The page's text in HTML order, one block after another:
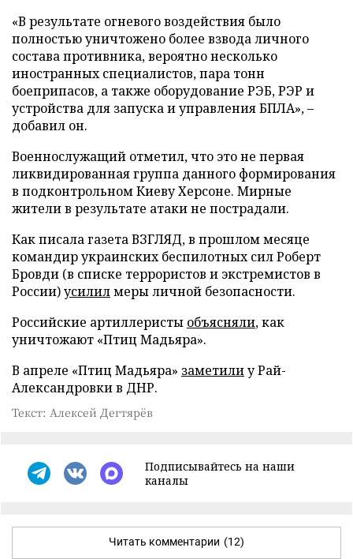
«В результате огневого воздействия было
полностью уничтожено более взвода личного
состава противника, вероятно несколько
иностранных специалистов, пара тонн
боеприпасов, а также оборудование РЭБ, РЭР и
устройства для запуска и управления БПЛА», –
добавил он.
Военнослужащий отметил, что это не первая
ликвидированная группа данного формирования
в подконтрольном Киеву Херсоне. Мирные
жители в результате атаки не пострадали.
Как писала газета ВЗГЛЯД, в прошлом месяце
командир украинских беспилотных сил Роберт
Бровди (в списке террористов и экстремистов в
России)усилилмеры личной безопасности.
Российские артиллеристы объясняли, как
уничтожают «Птиц Мадьяра».
В апреле «Птиц Мадьяра» заметилиу Рай-
Александровки в ДНР.
Текст: Алексей Дегтярёв
Подписывайтесь на наши
каналы
Читать комментарии (12)